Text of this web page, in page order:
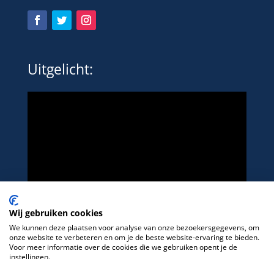
Uitgelicht:
Wij gebruiken cookies
We kunnen deze plaatsen voor analyse van onze bezoekersgegevens, om
onze website te verbeteren en om je de beste website-ervaring te bieden.
Voor meer informatie over de cookies die we gebruiken opent je de
instellingen.